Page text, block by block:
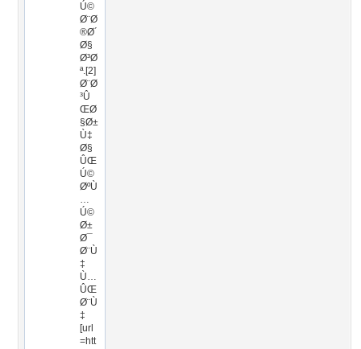
Ú©
Ø¨Ø
®Ø´
Ø§
Ø³Ø
ª.[2]
Ø¨Ø
³Û
ŒØ
§Ø±
Ù‡
Ø§
ÛŒ
Ú©
ØºÙ
…
Ú©
Ø±
Ø¯
Ø¨Ù
‡
Ù…
ÛŒ
Ø¨Ù
‡
[url
=htt